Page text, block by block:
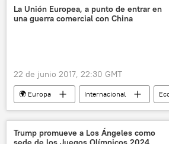
Mijaíl Kaminin
Guerra Fría
sanciones
noticias
La Unión Europea, a punto de entrar en
una guerra comercial con China
22 de junio 2017, 22:30 GMT
🌍 Europa Internacional
China
Parlamento Europeo
🌏 Asia
Trump promueve a Los Ángeles como